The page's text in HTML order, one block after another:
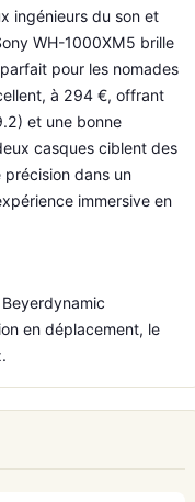
ingénieurs du son et
WH-1000XM5 brille
pour les nomades
à 294 €, offrant
et une bonne
casques ciblent des
dans un
immersive en
en déplacement, le